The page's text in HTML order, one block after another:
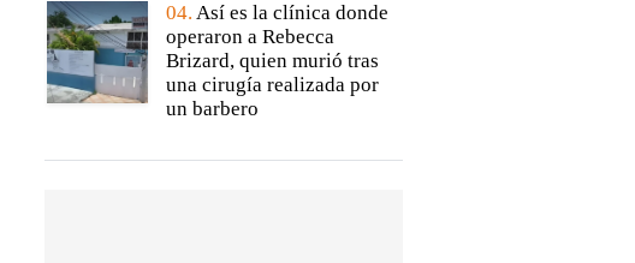
04. Así es la clínica donde
operaron a Rebecca
Brizard, quien murió tras
una cirugía realizada por
un barbero